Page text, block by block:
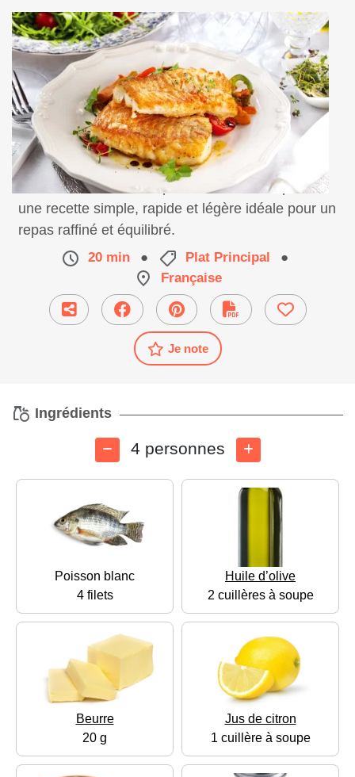
Savourez des filets de poisson dorés à la poêle,
une recette simple, rapide et légère idéale pour un
repas raffiné et équilibré.
20 min ● Plat Principal
●
Française
Je note
Ingrédients
4 personnes
Poisson blanc
4 filets
Huile d’olive
2 cuillères à soupe
Beurre
20 g
Jus de citron
1 cuillère à soupe